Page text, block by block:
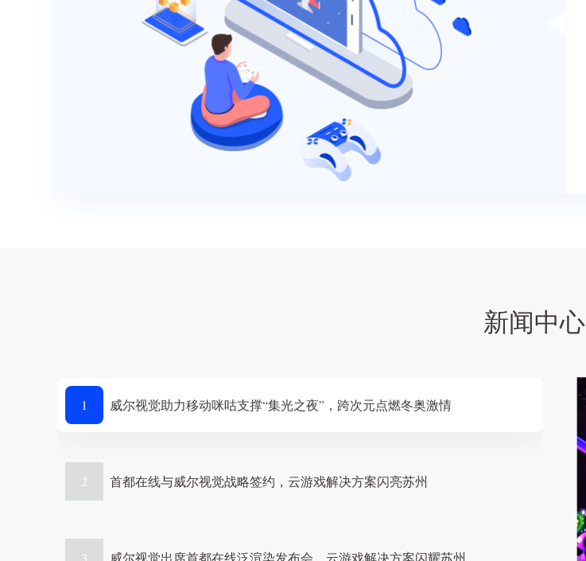
新闻中心
1 威尔视觉助力移动咪咕支撑“集光之夜”，跨次元点燃冬奥激情
2 首都在线与威尔视觉战略签约，云游戏解决方案闪亮苏州
3 威尔视觉出席首都在线泛渲染发布会，云游戏解决方案闪耀苏州